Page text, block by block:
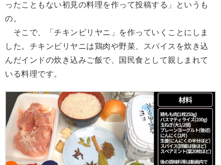
ったこともない初見の料理を作って投稿する」というも
の。
そこで、「チキンビリヤニ」を作っていくことにしま
した。チキンビリヤニは鶏肉や野菜、スパイスを炊き込
んだインドの炊き込みご飯で、国民食として親しまれて
いる料理です。